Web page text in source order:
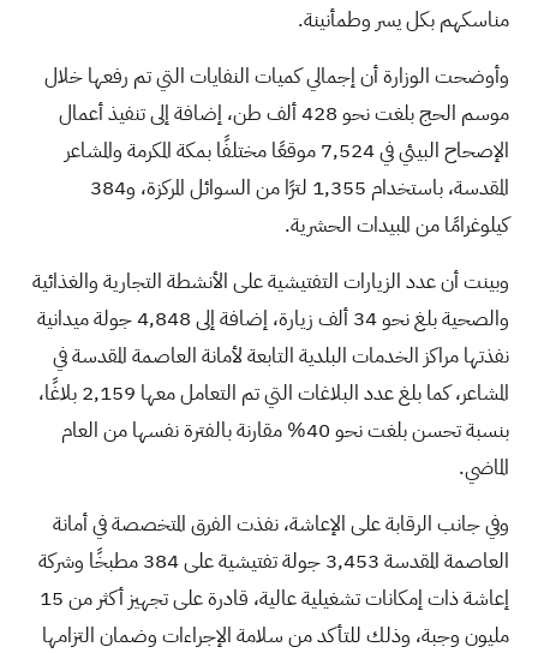
مناسكهم بكل يسر وطمأنينة.
وأوضحت الوزارة أن إجمالي كميات النفايات التي تم رفعها خلال
موسم الحج بلغت نحو 428 ألف طن، إضافة إلى تنفيذ أعمال
الإصحاح البيئي في 7,524 موقعًا مختلفًا بمكة المكرمة والمشاعر
المقدسة، باستخدام 1,355 لترًا من السوائل المركزة، و384
كيلوغرامًا من المبيدات الحشرية.
وبينت أن عدد الزيارات التفتيشية على الأنشطة التجارية والغذائية
والصحية بلغ نحو 34 ألف زيارة، إضافة إلى 4,848 جولة ميدانية
نفذتها مراكز الخدمات البلدية التابعة لأمانة العاصمة المقدسة في
المشاعر، كما بلغ عدد البلاغات التي تم التعامل معها 2,159 بلاغًا،
بنسبة تحسن بلغت نحو 40% مقارنة بالفترة نفسها من العام
الماضي.
وفي جانب الرقابة على الإعاشة، نفذت الفرق المتخصصة في أمانة
العاصمة المقدسة 3,453 جولة تفتيشية على 384 مطبخًا وشركة
إعاشة ذات إمكانات تشغيلية عالية، قادرة على تجهيز أكثر من 15
مليون وجبة، وذلك للتأكد من سلامة الإجراءات وضمان التزامها